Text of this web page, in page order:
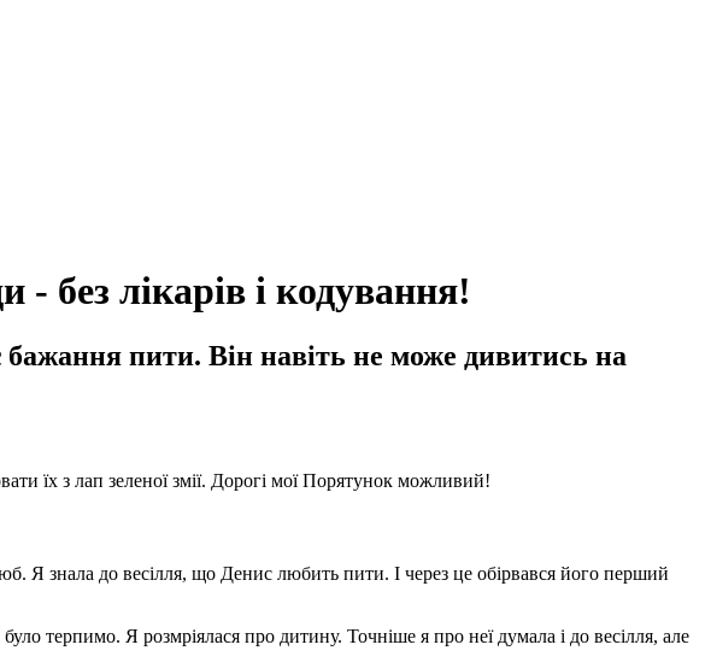
без лікарів і кодування!
пити. Він навіть не може дивитись на
їх з лап зеленої змії. Дорогі мої Порятунок можливий!
Я знала до весілля, що Денис любить пити. І через це обірвався його перший
терпимо. Я розмріялася про дитину. Точніше я про неї думала і до весілля, але